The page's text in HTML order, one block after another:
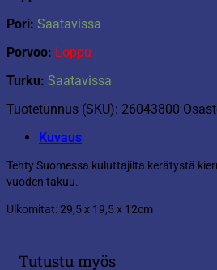
Pori: Saatavissa
Porvoo: Loppu
Turku: Saatavissa
Tuotetunnus (SKU): 26043800
Kuvaus
Tehty Suomessa kuluttajilta kerätystä
vuoden takuu.
Ulkomitat: 29,5 x 19,5 x 12cm
Tutustu myös